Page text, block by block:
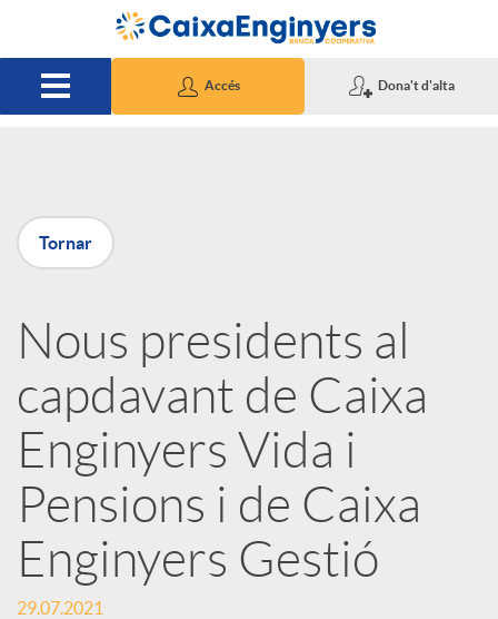
Salta al contingut principal
Accés Dona't d'alta
P
u
b
l
i
c
Tornar
Nous presidents al
capdavant de Caixa
Enginyers Vida i
Pensions i de Caixa
Enginyers Gestió
29.07.2021